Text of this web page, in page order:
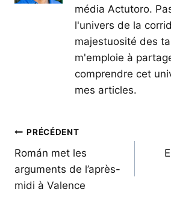
média Actutoro.
l'univers de la
majestuosité des
m'emploie à
comprendre cet
mes articles.
Navigation
de
l’article
PRÉCÉDENT
Román met les
arguments de l’après-
midi à Valence